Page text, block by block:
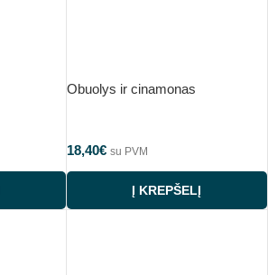
Obuolys ir cinamonas
18,40€ su PVM
Į KREPŠELĮ